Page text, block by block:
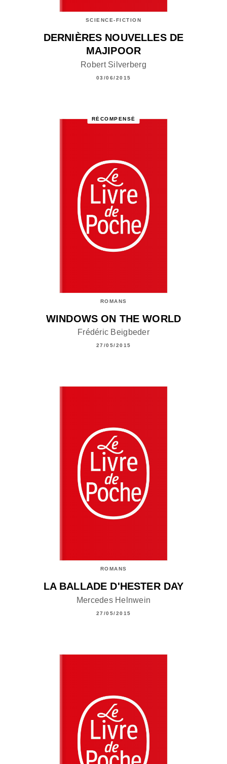
SCIENCE-FICTION
DERNIÈRES NOUVELLES DE
MAJIPOOR
Robert Silverberg
03/06/2015
RÉCOMPENSÉ
ROMANS
WINDOWS ON THE WORLD
Frédéric Beigbeder
27/05/2015
ROMANS
LA BALLADE D'HESTER DAY
Mercedes Helnwein
27/05/2015